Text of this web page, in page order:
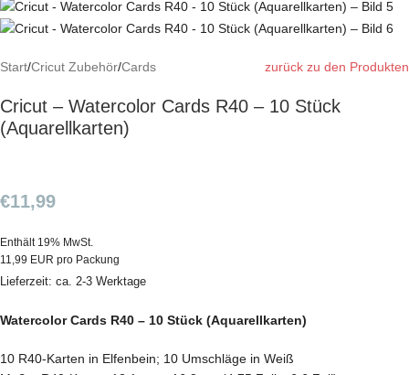
Start/Cricut Zubehör/Cards zurück zu den Produkten
Cricut – Watercolor Cards R40 – 10 Stück
(Aquarellkarten)
€11,99
Enthält 19% MwSt.
11,99 EUR pro Packung
Lieferzeit: ca. 2-3 Werktage
Watercolor Cards R40 – 10 Stück (Aquarellkarten)
10 R40-Karten in Elfenbein; 10 Umschläge in Weiß